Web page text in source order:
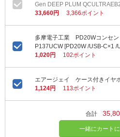
Gen DEEP PLUM
33,660円
3,366ポイント
多摩電子工業 PD20Wコンセン
P137UCW [PD20W /USB-C×1 /
1,020円
102ポイント
エアージェイ ケース付きイヤ
1,124円
113ポイント
合計
一緒にカート